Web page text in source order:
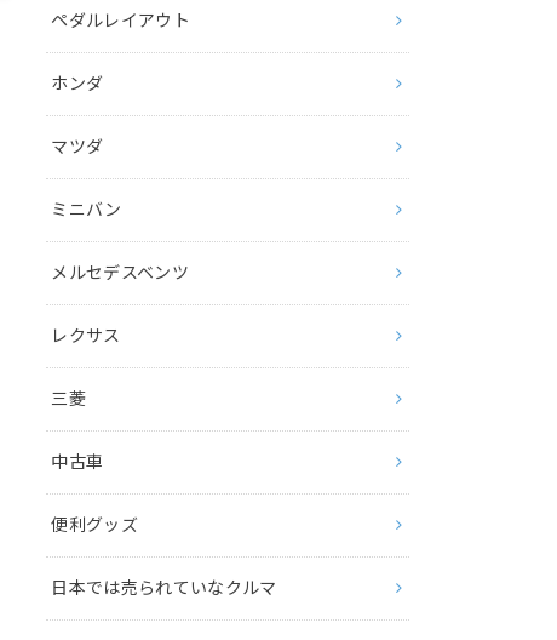
ペダルレイアウト
ホンダ
マツダ
ミニバン
メルセデスベンツ
レクサス
三菱
中古車
便利グッズ
日本では売られていなクルマ